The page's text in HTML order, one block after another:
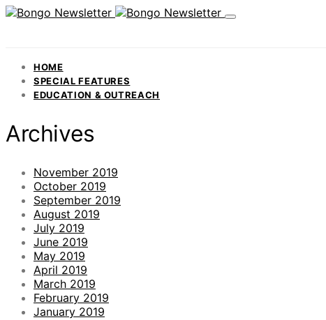
HOME
SPECIAL FEATURES
EDUCATION & OUTREACH
Archives
November 2019
October 2019
September 2019
August 2019
July 2019
June 2019
May 2019
April 2019
March 2019
February 2019
January 2019